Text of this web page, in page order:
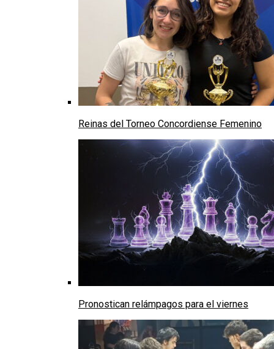
Reinas del Torneo Concordiense Femenino
Pronostican relámpagos para el viernes